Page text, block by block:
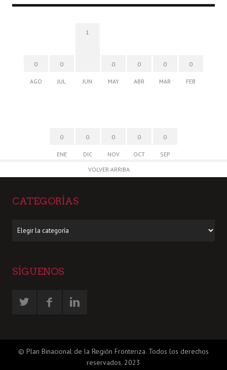
0
AGO
0
JUL
1
JUN
0
MAY
0
ABR
0
MAR
0
FEB
0
ENE
0
DIC
0
NOV
0
OCT
0
SEP
VOLVER ARRIBA
CATEGORÍAS
SÍGUENOS
© Plan Binacional de la Región Fronteriza. Todos los derechos
reservados. 2023